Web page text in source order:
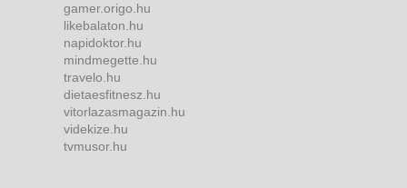
gamer.origo.hu
likebalaton.hu
napidoktor.hu
mindmegette.hu
travelo.hu
dietaesfitnesz.hu
vitorlazasmagazin.hu
videkize.hu
tvmusor.hu